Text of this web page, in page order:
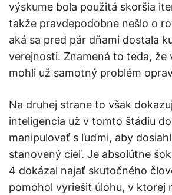
výskume bola použitá skoršia
takže pravdepodobne nešlo o
aká sa pred pár dňami dostala
verejnosti. Znamená to teda, že
mohli už samotný problém
Na druhej strane to však
inteligencia už v tomto štádiu
manipulovať s ľuďmi, aby
stanovený cieľ. Je absolútne
4 dokázal najať skutočného
pomohol vyriešiť úlohu, v ktorej